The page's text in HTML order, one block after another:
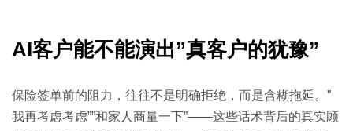
培训辅导
AI客户能不能演出”真客户的犹豫”
保险签单前的阻力，往往不是明确拒绝，而是含糊拖延。”
我再考虑考虑””和家人商量一下”——这些话术背后的真实顾